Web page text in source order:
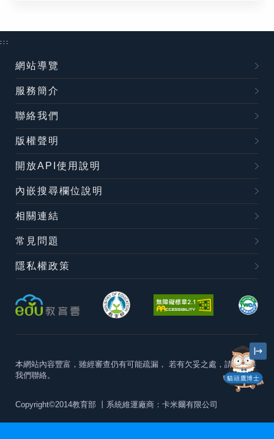
貓頭鷹博士
:::
網站導覽
服務簡介
聯絡我們
版權聲明
開放API使用說明
內嵌搜尋欄位說明
相關連結
常見問題
隱私權政策
本網站內容豐富，雖經審查仍有可能疏漏， 若有欠妥之處，請隨時與
我們聯絡。
Copyright©2014教育部 丨系統維運廠商：卡米爾有限公司